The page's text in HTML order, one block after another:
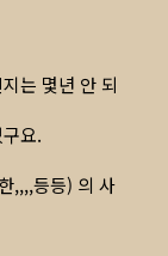
는 몇년 안 되
요.
,,,,등등) 의 사